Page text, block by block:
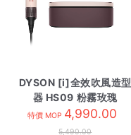
DYSON [i]全效吹風造型
器 HS09 粉霧玫瑰
特價 MOP 4,990.00
5,490.00